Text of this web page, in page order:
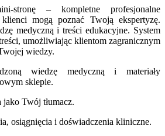
stronę – kompletne profesjonalne
mogą poznać Twoją ekspertyzę.
medyczną i treści edukacyjne. System
umożliwiając klientom zagranicznym
wiedzy.
wiedzę medyczną i materiały
sklepie.
jako Twój tłumacz.
osiągnięcia i doświadczenia kliniczne.